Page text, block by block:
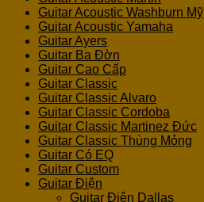
Guitar Acoustic Washburn Mỹ
Guitar Acoustic Yamaha
Guitar Ayers
Guitar Ba Đờn
Guitar Cao Cấp
Guitar Classic
Guitar Classic Alvaro
Guitar Classic Cordoba
Guitar Classic Martinez Đức
Guitar Classic Thùng Mỏng
Guitar Có EQ
Guitar Custom
Guitar Điện
Guitar Điện Dallas